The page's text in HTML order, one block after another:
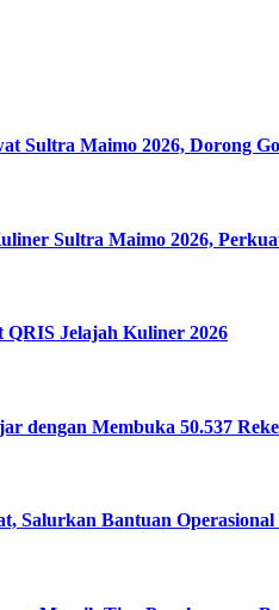
Sultra Maimo 2026, Dorong
Sultra Maimo 2026,
Jelajah Kuliner 2026
dengan Membuka 50.537
Salurkan Bantuan